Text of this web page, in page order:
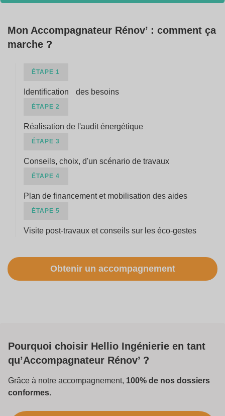
Mon Accompagnateur Rénov’ : comment ça
marche ?
ÉTAPE 1
Identification des besoins
ÉTAPE 2
Réalisation de l'audit énergétique
ÉTAPE 3
Conseils, choix, d'un scénario de travaux
ÉTAPE 4
Plan de financement et mobilisation des aides
ÉTAPE 5
Visite post-travaux et conseils sur les éco-gestes
Obtenir un accompagnement
Pourquoi choisir Hellio Ingénierie en tant
qu’Accompagnateur Rénov’ ?
Grâce à notre accompagnement, 100% de nos dossiers
conformes.